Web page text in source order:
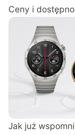
Ceny i
Jak już